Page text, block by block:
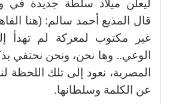
ليعلن ميلاد سلطة جديدة في
قال المذيع أحمد سالم: (هنا
غير مكتوب لمعركة لم تهدأ
الوعي.. وها نحن، ونحن نحتفي
المصرية، نعود إلى تلك اللحظة
عن الكلمة وسلطانها.